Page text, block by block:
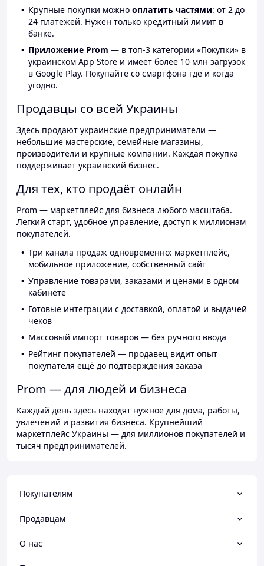
Крупные покупки можно оплатить частями: от 2 до
24 платежей. Нужен только кредитный лимит в
банке.
Приложение Prom — в топ-3 категории «Покупки» в
украинском App Store и имеет более 10 млн загрузок
в Google Play. Покупайте со смартфона где и когда
угодно.
Продавцы со всей Украины
Здесь продают украинские предприниматели —
небольшие мастерские, семейные магазины,
производители и крупные компании. Каждая покупка
поддерживает украинский бизнес.
Для тех, кто продаёт онлайн
Prom — маркетплейс для бизнеса любого масштаба.
Лёгкий старт, удобное управление, доступ к миллионам
покупателей.
Три канала продаж одновременно: маркетплейс,
мобильное приложение, собственный сайт
Управление товарами, заказами и ценами в одном
кабинете
Готовые интеграции с доставкой, оплатой и выдачей
чеков
Массовый импорт товаров — без ручного ввода
Рейтинг покупателей — продавец видит опыт
покупателя ещё до подтверждения заказа
Prom — для людей и бизнеса
Каждый день здесь находят нужное для дома, работы,
увлечений и развития бизнеса. Крупнейший
маркетплейс Украины — для миллионов покупателей и
тысяч предпринимателей.
Покупателям
Продавцам
О нас